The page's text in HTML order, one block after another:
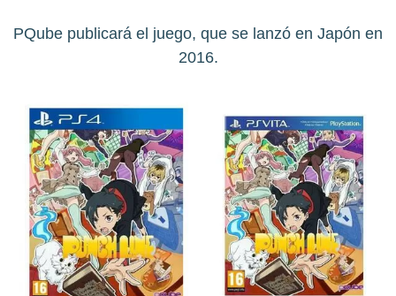
PQube publicará el juego, que se lanzó en Japón en
2016.